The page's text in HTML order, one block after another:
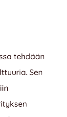
tehdään
Sen